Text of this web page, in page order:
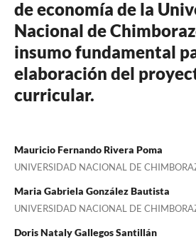
de economía de la
Nacional de
insumo fundamental
elaboración del
curricular.
Mauricio Fernando Rivera Poma
UNIVERSIDAD NACIONAL DE
Maria Gabriela González Bautista
UNIVERSIDAD NACIONAL DE
Doris Nataly Gallegos Santillán